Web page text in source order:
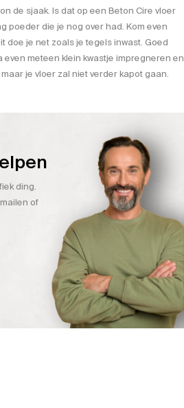
de sjaak. Is dat op een Beton Cire vloer
poeder die je nog over had. Kom even
doe je net zoals je tegels inwast. Goed
meteen klein kwastje impregneren en
je vloer zal niet verder kapot gaan.
ding.
of